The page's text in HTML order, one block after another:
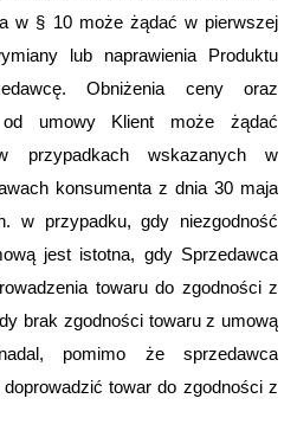
w § 10 może żądać w pierwszej
lub naprawienia Produktu
Obniżenia ceny oraz
od umowy Klient może żądać
przypadkach wskazanych w
konsumenta z dnia 30 maja
w przypadku, gdy niezgodność
jest istotna, gdy Sprzedawca
towaru do zgodności z
brak zgodności towaru z umową
pomimo że sprzedawca
doprowadzić towar do zgodności z